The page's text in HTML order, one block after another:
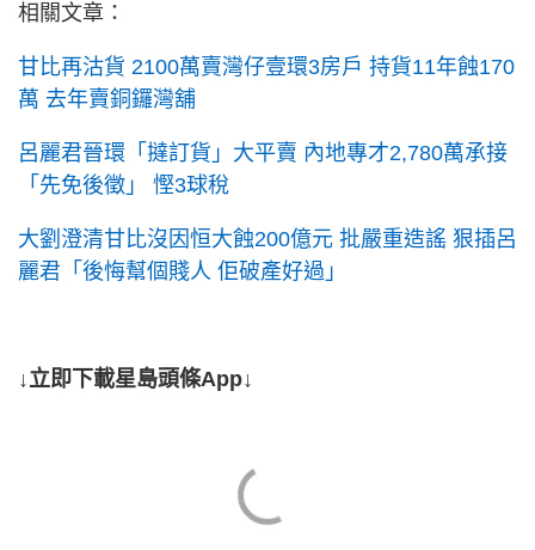
相關文章：
甘比再沽貨 2100萬賣灣仔壹環3房戶 持貨11年蝕170
萬 去年賣銅鑼灣舖
呂麗君晉環「撻訂貨」大平賣 內地專才2,780萬承接
「先免後徵」 慳3球稅
大劉澄清甘比沒因恒大蝕200億元 批嚴重造謠 狠插呂
麗君「後悔幫個賤人 佢破產好過」
↓立即下載星島頭條App↓